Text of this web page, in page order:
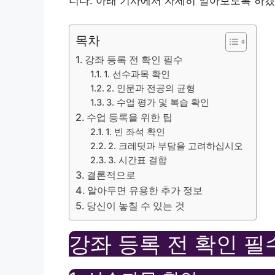
목차
강좌 등록 전 확인 필수
1. 선수과목 확인
2. 인문과 전공의 균형
3. 수업 평가 및 복습 확인
수업 등록을 위한 팁
1. 빈 좌석 확인
2. 크레딧과 부담을 고려하십시오
3. 시간표 결합
결론적으로
알아두면 유용한 추가 정보
당신이 놓칠 수 있는 것
강좌 등록 전 확인 필